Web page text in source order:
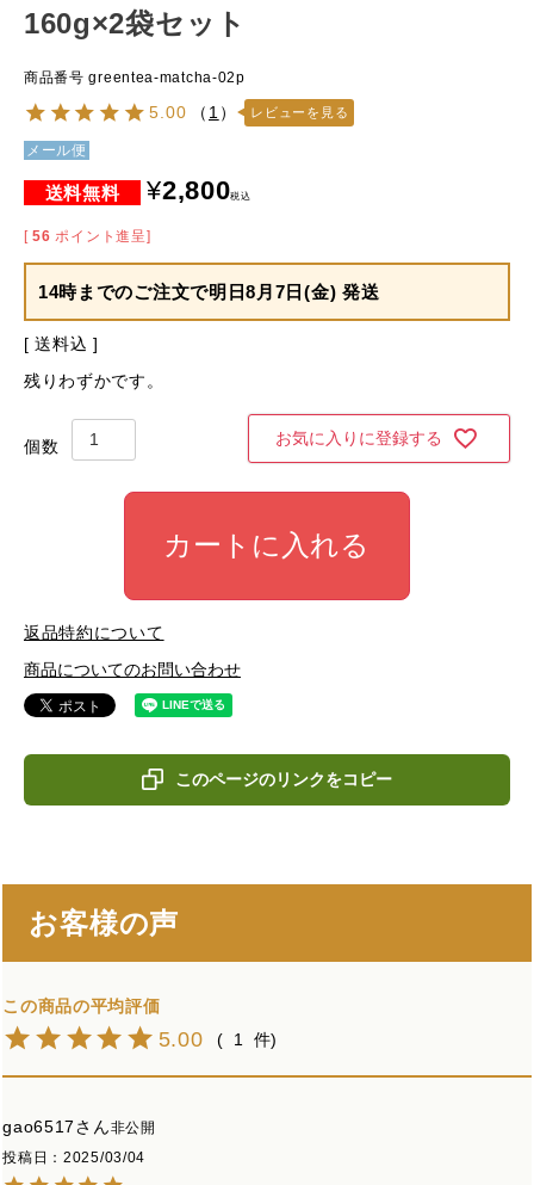
160g×2袋セット
商品番号 greentea-matcha-02p
5.00 （ 1 ） レビューを見る
メール便
¥2,800税込
[ 56 ポイント進呈]
14時までのご注文で明日8月7日(金) 発送
送料込
残りわずかです。
お気に入りに登録する
カートに入れる
返品特約について
商品についてのお問い合わせ
このページのリンクをコピー
お客様の声
5.00 1
gao6517
非公開
投稿日
2025/03/04